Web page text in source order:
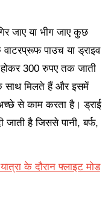
जाए या भीग जाए कुछ
पाउच या ड्राइव
300 रुपए तक जाती
साथ मिलते हैं और इसमें
से काम करता है। ड्राई
है जिससे पानी, बर्फ,
के दौरान फ्लाइट मोड